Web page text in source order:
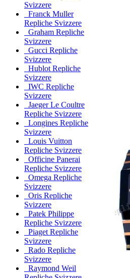
Svizzere
Franck Muller
Repliche Svizzere
Graham Repliche
Svizzere
Gucci Repliche
Svizzere
Hublot Repliche
Svizzere
IWC Repliche
Svizzere
Jaeger Le Coultre
Repliche Svizzere
Longines Repliche
Svizzere
Louis Vuitton
Repliche Svizzere
Officine Panerai
Repliche Svizzere
Omega Repliche
Svizzere
Oris Repliche
Svizzere
Patek Philippe
Repliche Svizzere
Piaget Repliche
Svizzere
Rado Repliche
Svizzere
Raymond Weil